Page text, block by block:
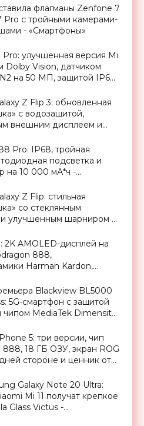
от $265 - «Смартфоны»
флагманы Zenfone 7
Pro с тройными камерами-
- «Смартфоны»
Pro: улучшенная версия Mi
Dolby Vision, датчиком
на 50 МП, защитой IP68
Z Flip 3: обновленная
с водозащитой,
внешним дисплеем и
Pro: IP68, тройная
подсветка и
на 10 000 мА*ч -
Z Flip: стильная
со стеклянным
улучшенным шарниром за
2K AMOLED-дисплей на
888,
Harman Kardon,
55 Вт и ценник от $612 -
Blackview BL5000
5G-смартфон с защитой
чипом MediaTek Dimensity
5: три версии, чип
888, 18 ГБ ОЗУ, экран ROG
стороне и ценник от
Galaxy Note 20 Ultra:
Mi 11 получат крепкое
Glass Victus -